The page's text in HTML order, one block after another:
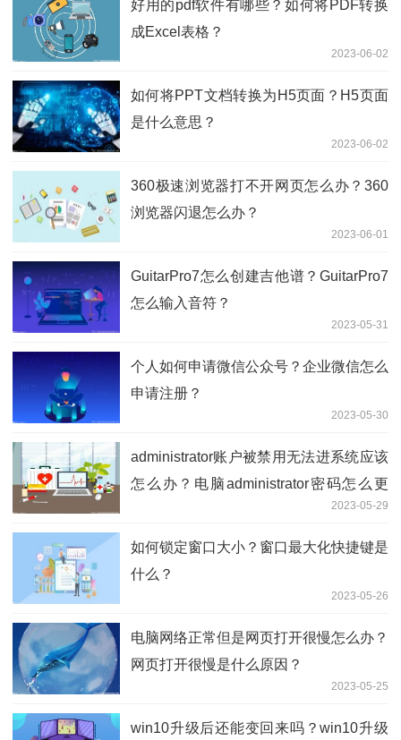
好用的pdf软件有哪些？如何将PDF转换
成Excel表格？
2023-06-02
如何将PPT文档转换为H5页面？H5页面
是什么意思？
2023-06-02
360极速浏览器打不开网页怎么办？360
浏览器闪退怎么办？
2023-06-01
GuitarPro7怎么创建吉他谱？GuitarPro7
怎么输入音符？
2023-05-31
个人如何申请微信公众号？企业微信怎么
申请注册？
2023-05-30
administrator账户被禁用无法进系统应该
怎么办？电脑administrator密码怎么更
2023-05-29
如何锁定窗口大小？窗口最大化快捷键是
什么？
2023-05-26
电脑网络正常但是网页打开很慢怎么办？
网页打开很慢是什么原因？
2023-05-25
win10升级后还能变回来吗？win10升级